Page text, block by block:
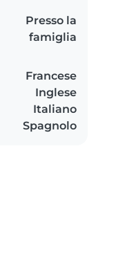
Presso la
famiglia
Francese
Inglese
Italiano
Spagnolo